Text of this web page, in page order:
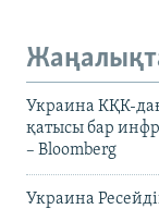
Украина КҚК-
қатысы бар
– Bloomberg
Украина